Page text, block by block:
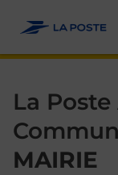
La
MAIRIE